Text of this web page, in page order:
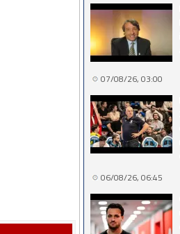
07/08/26, 03:00
06/08/26, 06:45